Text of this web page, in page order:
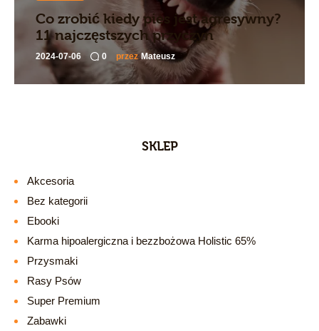
Co zrobić kiedy pies jest agresywny?
11 najczęstszych przyczyn
2024-07-06 0 przez Mateusz
SKLEP
Akcesoria
Bez kategorii
Ebooki
Karma hipoalergiczna i bezzbożowa Holistic 65%
Przysmaki
Rasy Psów
Super Premium
Zabawki